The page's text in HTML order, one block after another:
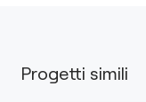
Progetti simili